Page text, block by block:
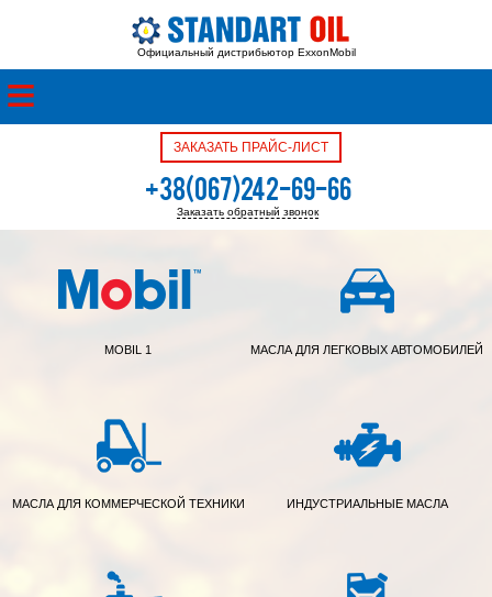
Официальный дистрибьютор ExxonMobil
ЗАКАЗАТЬ ПРАЙС-ЛИСТ
+38(067)242-69-66
+38(050)342-39-05
Заказать обратный звонок
MOBIL 1 МАСЛА ДЛЯ ЛЕГКОВЫХ АВТОМОБИЛЕЙ
МАСЛА ДЛЯ КОММЕРЧЕСКОЙ ТЕХНИКИ ИНДУСТРИАЛЬНЫЕ МАСЛА